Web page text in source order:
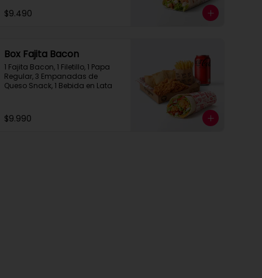
$9.490
Box Fajita Bacon
1 Fajita Bacon, 1 Filetillo, 1 Papa
Regular, 3 Empanadas de
Queso Snack, 1 Bebida en Lata
$9.990